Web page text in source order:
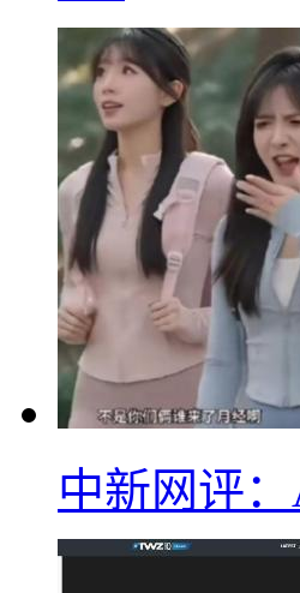
中新网评